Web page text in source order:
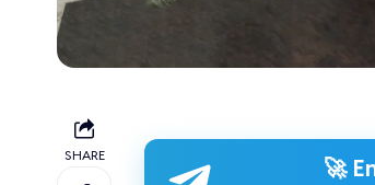
SHARE 🚀